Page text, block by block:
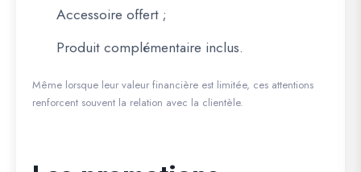
Accessoire offert ;
Produit complémentaire inclus.
Même lorsque leur valeur financière est limitée, ces attentions
renforcent souvent la relation avec la clientèle.